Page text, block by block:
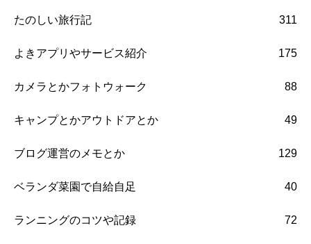
たのしい旅行記 311
よきアプリやサービス紹介 175
カメラとかフォトウォーク 88
キャンプとかアウトドアとか 49
ブログ運営のメモとか 129
ベランダ菜園で自給自足 40
ランニングのコツや記録 72